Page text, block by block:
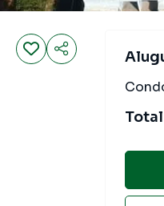
Total